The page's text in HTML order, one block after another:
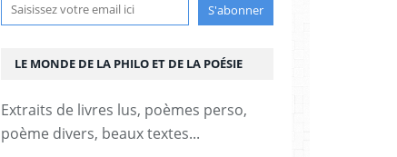
LE MONDE DE LA PHILO ET DE LA POÉSIE
Extraits de livres lus, poèmes perso,
poème divers, beaux textes...